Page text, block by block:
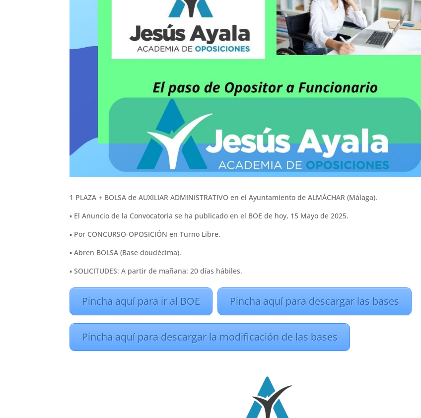
1 PLAZA + BOLSA de AUXILIAR ADMINISTRATIVO en el Ayuntamiento de ALMÁCHAR (Málaga).
▪︎ El Anuncio de la Convocatoria se ha publicado en el BOE de hoy, 15 Mayo de 2025.
▪︎ Por CONCURSO-OPOSICIÓN en Turno Libre.
▪︎ Abren BOLSA (Base doudécima).
▪︎ SOLICITUDES: A partir de mañana: 20 días hábiles.
Pincha aquí para ir al BOE Pincha aquí para descargar las bases
Pincha aquí para descargar la modificación de las bases